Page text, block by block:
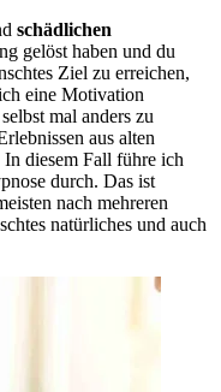
schädlichen
gelöst haben und du
Ziel zu erreichen,
eine Motivation
mal anders zu
aus alten
In diesem Fall führe ich
durch. Das ist
nach mehreren
natürliches und auch